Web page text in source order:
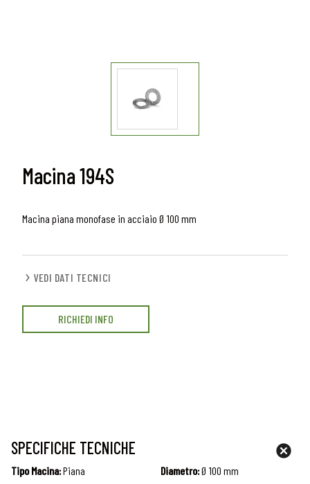
Macina 194S
Macina piana monofase in acciaio Ø 100 mm
VEDI DATI TECNICI
RICHIEDI INFO
SPECIFICHE TECNICHE
Tipo Macina:Piana Diametro:Ø 100 mm